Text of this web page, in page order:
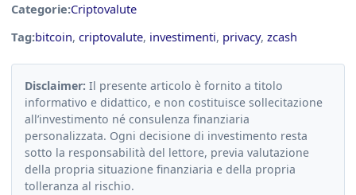
Categorie:Criptovalute
Tag:bitcoin, criptovalute, investimenti, privacy, zcash
Disclaimer: Il presente articolo è fornito a titolo
informativo e didattico, e non costituisce sollecitazione
all’investimento né consulenza finanziaria
personalizzata. Ogni decisione di investimento resta
sotto la responsabilità del lettore, previa valutazione
della propria situazione finanziaria e della propria
tolleranza al rischio.